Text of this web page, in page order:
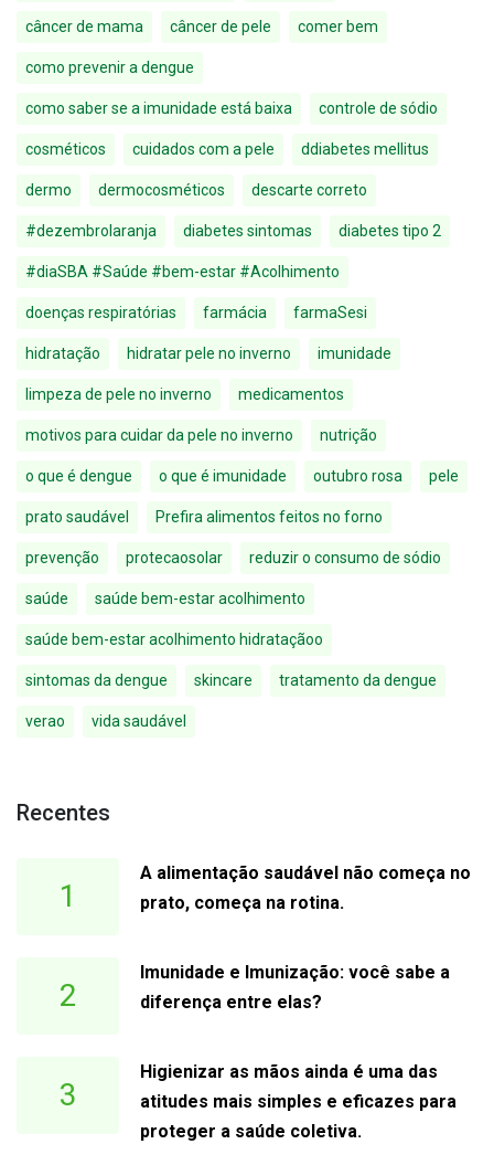
câncer de mama câncer de pele comer bem
como prevenir a dengue
como saber se a imunidade está baixa controle de sódio
cosméticos cuidados com a pele ddiabetes mellitus
dermo dermocosméticos descarte correto
#dezembrolaranja diabetes sintomas diabetes tipo 2
#diaSBA #Saúde #bem-estar #Acolhimento
doenças respiratórias farmácia farmaSesi
hidratação hidratar pele no inverno imunidade
limpeza de pele no inverno medicamentos
motivos para cuidar da pele no inverno nutrição
o que é dengue o que é imunidade outubro rosa pele
prato saudável Prefira alimentos feitos no forno
prevenção protecaosolar reduzir o consumo de sódio
saúde saúde bem-estar acolhimento
saúde bem-estar acolhimento hidrataçãoo
sintomas da dengue skincare tratamento da dengue
verao vida saudável
Recentes
1
A alimentação saudável não começa no
prato, começa na rotina.
2
Imunidade e Imunização: você sabe a
diferença entre elas?
3
Higienizar as mãos ainda é uma das
atitudes mais simples e eficazes para
proteger a saúde coletiva.